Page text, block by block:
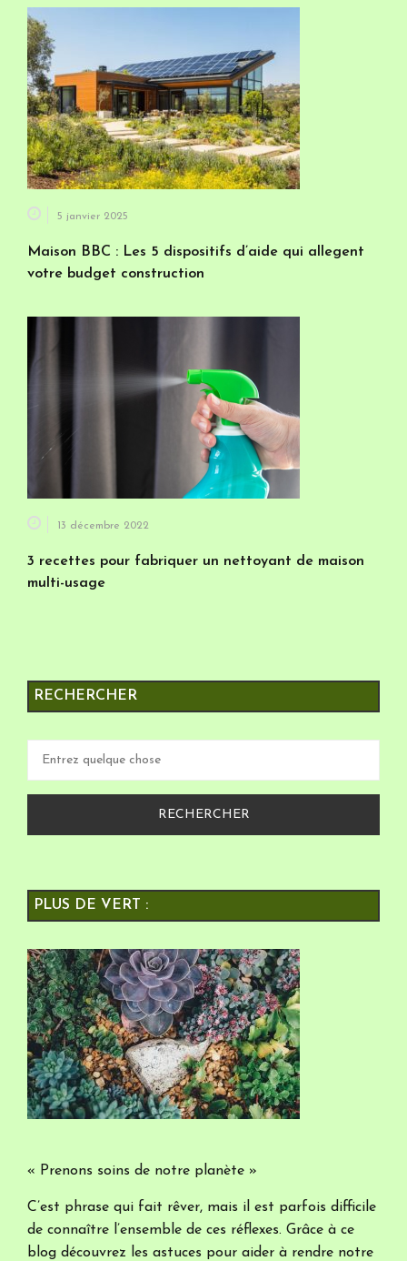
5 janvier 2025
Maison BBC : Les 5 dispositifs d’aide qui allegent
votre budget construction
13 décembre 2022
3 recettes pour fabriquer un nettoyant de maison
multi-usage
RECHERCHER
pour :
PLUS DE VERT :
« Prenons soins de notre planète »
C’est phrase qui fait rêver, mais il est parfois difficile
de connaître l’ensemble de ces réflexes. Grâce à ce
blog découvrez les astuces pour aider à rendre notre